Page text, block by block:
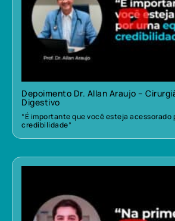
Depoimento Dr. Allan Araujo –
Digestivo
“É importante que você esteja acessorado
credibilidade”